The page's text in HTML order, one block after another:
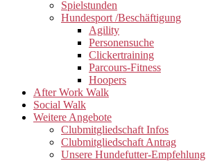
Spielstunden
Hundesport /Beschäftigung
Agility
Personensuche
Clickertraining
Parcours-Fitness
Hoopers
After Work Walk
Social Walk
Weitere Angebote
Clubmitgliedschaft Infos
Clubmitgliedschaft Antrag
Unsere Hundefutter-Empfehlung